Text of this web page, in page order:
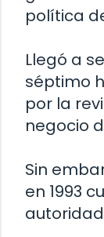
política
Llegó a
séptimo
por la
negocio
Sin
en 1993